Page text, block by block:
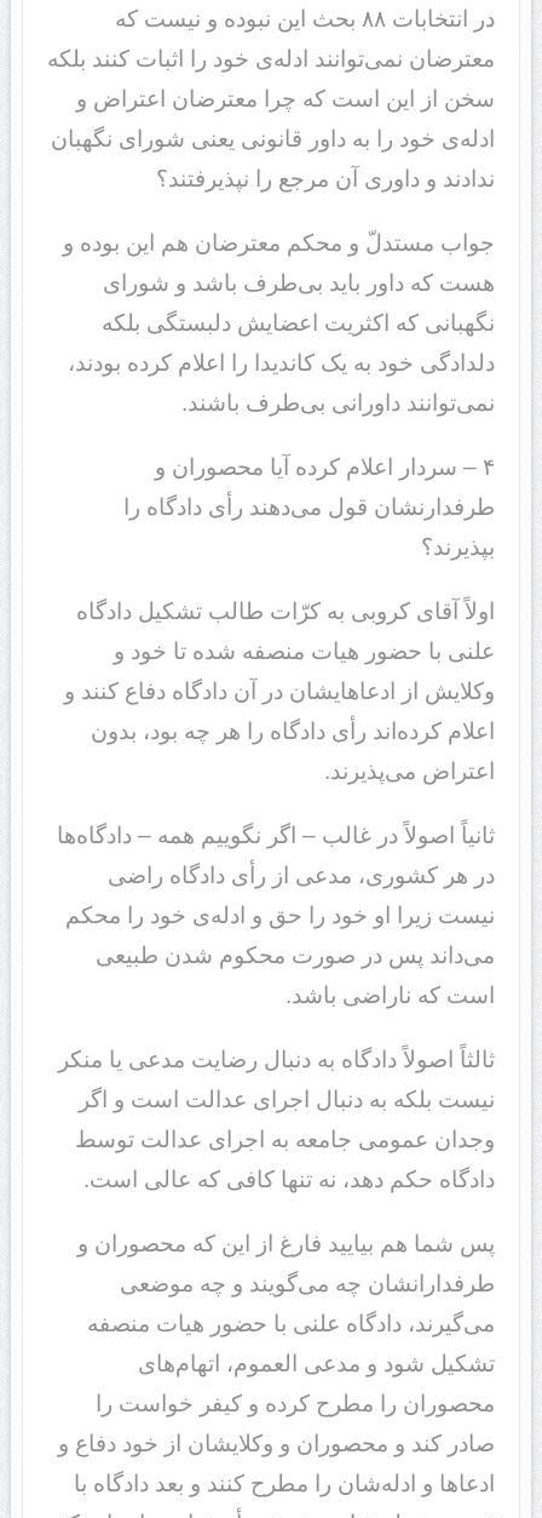
در انتخابات ۸۸ بحث این نبوده و نیست که
معترضان نمی‌توانند ادله‌ی خود را اثبات کنند بلکه
سخن از این است که چرا معترضان اعتراض و
ادله‌‌ی خود را به داور قانونی یعنی شورای نگهبان
ندادند و داوری آن مرجع را نپذیرفتند؟
جواب مستدلّ و محکم معترضان هم این بوده و
هست که داور باید بی‌طرف باشد و شورای
نگهبانی که اکثریت اعضایش دلبستگی بلکه
دلدادگی خود به یک کاندیدا را اعلام کرده بودند،
نمی‌توانند داورانی بی‌طرف باشند.
۴ – سردار اعلام کرده آیا محصوران و
طرفدارنشان قول می‌دهند رأی دادگاه را
بپذیرند؟
اولاً آقای کروبی به کرّات طالب تشکیل دادگاه
علنی با حضور هیات منصفه شده تا خود و
وکلایش از ادعاهایشان در آن دادگاه دفاع کنند و
اعلام کرده‌اند رأی دادگاه را هر چه بود، بدون
اعتراض می‌پذیرند.
ثانیاً اصولاً در غالب – اگر نگوییم همه – دادگاه‌ها
در هر کشوری، مدعی از رأی دادگاه راضی
نیست زیرا او خود را حق و ادله‌ی خود را محکم
می‌داند پس در صورت محکوم شدن طبیعی
است که ناراضی باشد.
ثالثاً اصولاً دادگاه به دنبال رضایت مدعی یا منکر
نیست بلکه به دنبال اجرای عدالت است و اگر
وجدان عمومی جامعه به اجرای عدالت توسط
دادگاه حکم دهد، نه تنها کافی که عالی است.
پس شما هم بیایید فارغ از این که محصوران و
طرفدارانشان چه می‌گویند و چه موضعی
می‌گیرند، دادگاه علنی با حضور هیات منصفه
تشکیل شود و مدعی العموم، اتهام‌های
محصوران را مطرح کرده و کیفر خواست را
صادر کند و محصوران و وکلایشان از خود دفاع و
ادعاها و ادله‌شان را مطرح کنند و بعد دادگاه با